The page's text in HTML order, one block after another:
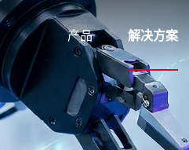
产品 解决方案